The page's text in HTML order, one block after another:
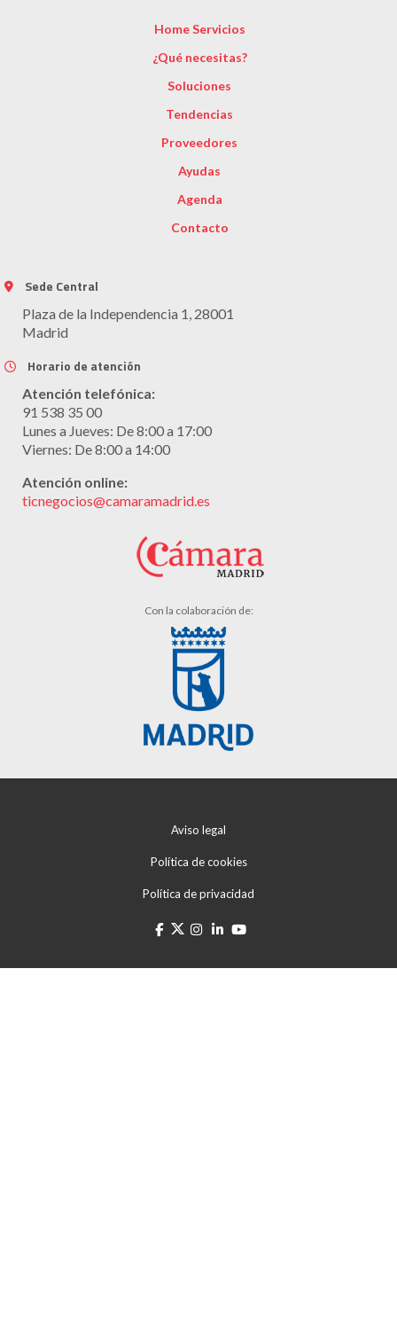
Home Servicios
¿Qué necesitas?
Soluciones
Tendencias
Proveedores
Ayudas
Agenda
Contacto
Sede Central
Plaza de la Independencia 1, 28001
Madrid
Horario de atención
Atención telefónica:
91 538 35 00
Lunes a Jueves: De 8:00 a 17:00
Viernes: De 8:00 a 14:00
Atención online:
ticnegocios@camaramadrid.es
Con la colaboración de:
Aviso legal
Política de cookies
Política de privacidad